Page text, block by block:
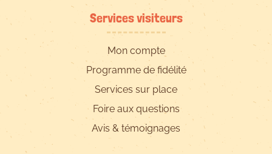
Services visiteurs
Mon compte
Programme de fidélité
Services sur place
Foire aux questions
Avis & témoignages